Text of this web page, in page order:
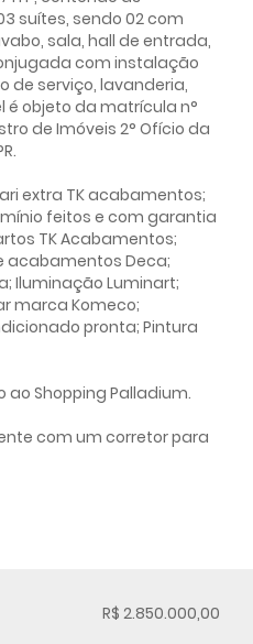
suítes, sendo 02 com
sala, hall de entrada,
com instalação
de serviço, lavanderia,
é objeto da matrícula n°
de Imóveis 2° Ofício da
extra TK acabamentos;
feitos e com garantia
TK Acabamentos;
acabamentos Deca;
Iluminação Luminart;
marca Komeco;
pronta; Pintura
Shopping Palladium.
com um corretor para
R$ 2.850.000,00